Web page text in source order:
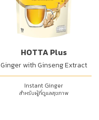
HOTTA Plus
Ginger with Ginseng Extract
Instant Ginger
สำหรับผู้ที่ดูแลสุขภาพ